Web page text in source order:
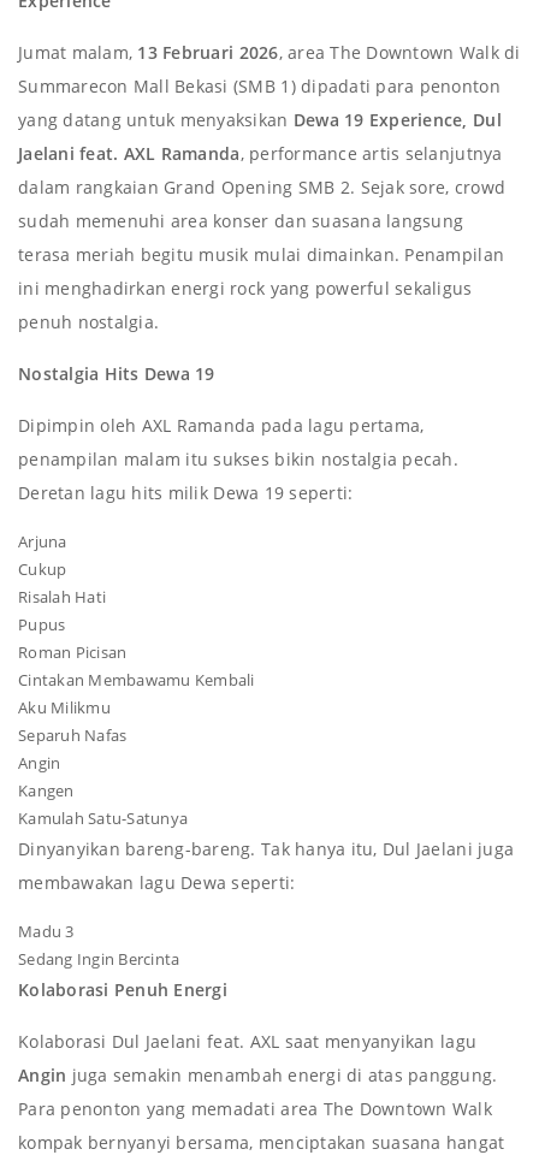
Jumat malam, 13 Februari 2026, area The Downtown Walk di
Summarecon Mall Bekasi (SMB 1) dipadati para penonton
yang datang untuk menyaksikan Dewa 19 Experience, Dul
Jaelani feat. AXL Ramanda, performance artis selanjutnya
dalam rangkaian Grand Opening SMB 2. Sejak sore, crowd
sudah memenuhi area konser dan suasana langsung
terasa meriah begitu musik mulai dimainkan. Penampilan
ini menghadirkan energi rock yang powerful sekaligus
penuh nostalgia.
Nostalgia Hits Dewa 19
Dipimpin oleh AXL Ramanda pada lagu pertama,
penampilan malam itu sukses bikin nostalgia pecah.
Deretan lagu hits milik Dewa 19 seperti:
Arjuna
Cukup
Risalah Hati
Pupus
Roman Picisan
Cintakan Membawamu Kembali
Aku Milikmu
Separuh Nafas
Angin
Kangen
Kamulah Satu-Satunya
Dinyanyikan bareng-bareng. Tak hanya itu, Dul Jaelani juga
membawakan lagu Dewa seperti:
Madu 3
Sedang Ingin Bercinta
Kolaborasi Penuh Energi
Kolaborasi Dul Jaelani feat. AXL saat menyanyikan lagu
Angin juga semakin menambah energi di atas panggung.
Para penonton yang memadati area The Downtown Walk
kompak bernyanyi bersama, menciptakan suasana hangat